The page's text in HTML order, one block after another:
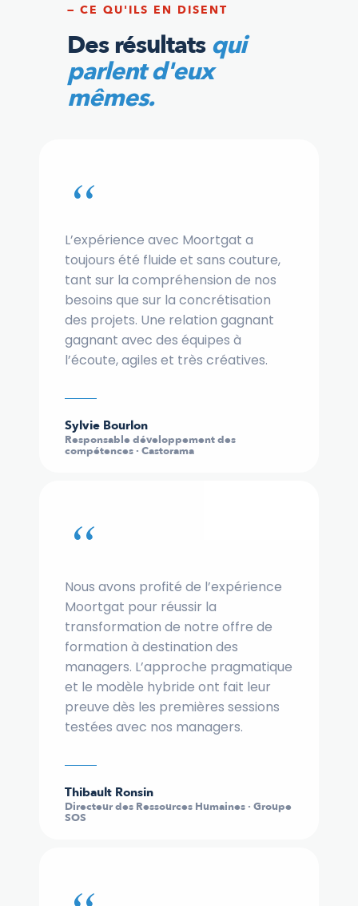
— CE QU'ILS EN DISENT
Des résultatsqui
parlent d'eux
mêmes.
“
L’expérience avec Moortgat a
toujours été fluide et sans couture,
tant sur la compréhension de nos
besoins que sur la concrétisation
des projets. Une relation gagnant
gagnant avec des équipes à
l’écoute, agiles et très créatives.
Sylvie Bourlon
Responsable développement des
compétences · Castorama
“
Nous avons profité de l’expérience
Moortgat pour réussir la
transformation de notre offre de
formation à destination des
managers. L’approche pragmatique
et le modèle hybride ont fait leur
preuve dès les premières sessions
testées avec nos managers.
Thibault Ronsin
Directeur des Ressources Humaines · Groupe
SOS